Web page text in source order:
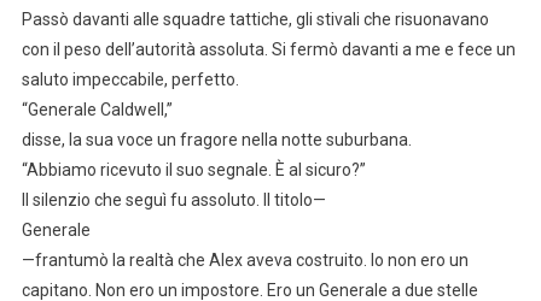
Passò davanti alle squadre tattiche, gli stivali che risuonavano
con il peso dell’autorità assoluta. Si fermò davanti a me e fece un
saluto impeccabile, perfetto.
“Generale Caldwell,”
disse, la sua voce un fragore nella notte suburbana.
“Abbiamo ricevuto il suo segnale. È al sicuro?”
Il silenzio che seguì fu assoluto. Il titolo—
Generale
—frantumò la realtà che Alex aveva costruito. Io non ero un
capitano. Non ero un impostore. Ero un Generale a due stelle